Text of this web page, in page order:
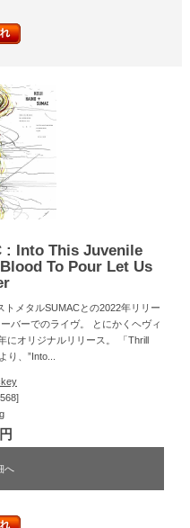
: Into This Juvenile
To Pour Let Us
メタルSUMACとの2022年リリー
バーでのライヴ。 とにかくヘヴィ
にオリジナルリリース。 「Thrill
、”Into...
へ